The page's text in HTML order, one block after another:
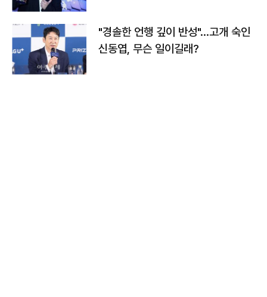
"경솔한 언행 깊이 반성"…고개 숙인
신동엽, 무슨 일이길래?